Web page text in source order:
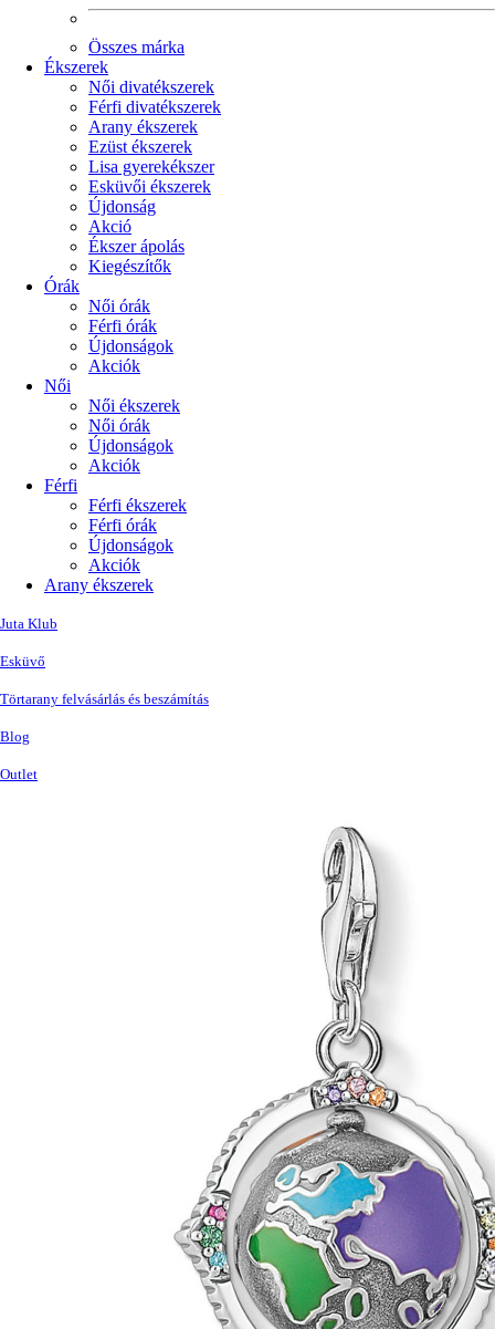
Összes márka
Ékszerek
Női divatékszerek
Férfi divatékszerek
Arany ékszerek
Ezüst ékszerek
Lisa gyerekékszer
Esküvői ékszerek
Újdonság
Akció
Ékszer ápolás
Kiegészítők
Órák
Női órák
Férfi órák
Újdonságok
Akciók
Női
Női ékszerek
Női órák
Újdonságok
Akciók
Férfi
Férfi ékszerek
Férfi órák
Újdonságok
Akciók
Arany ékszerek
Juta Klub
Esküvő
Törtarany felvásárlás és beszámítás
Blog
Outlet